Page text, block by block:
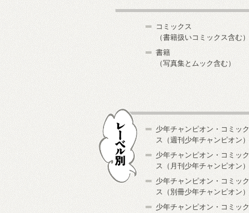
コミックス
（書籍扱いコミックス含む）
書籍
（写真集とムック含む）
少年チャンピオン・コミック
ス（週刊少年チャンピオン）
少年チャンピオン・コミック
ス（月刊少年チャンピオン）
少年チャンピオン・コミック
ス（別冊少年チャンピオン）
少年チャンピオン・コミック